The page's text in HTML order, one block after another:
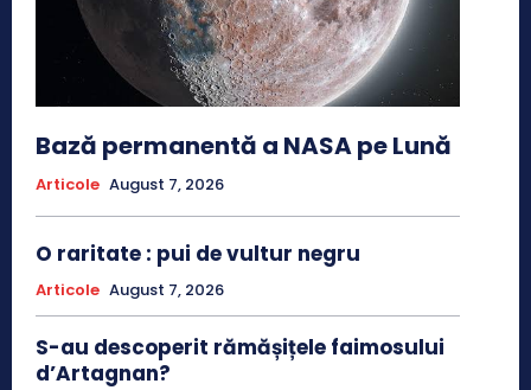
Bază permanentă a NASA pe Lună
Articole August 7, 2026
O raritate : pui de vultur negru
Articole August 7, 2026
S-au descoperit rămășițele faimosului
d’Artagnan?